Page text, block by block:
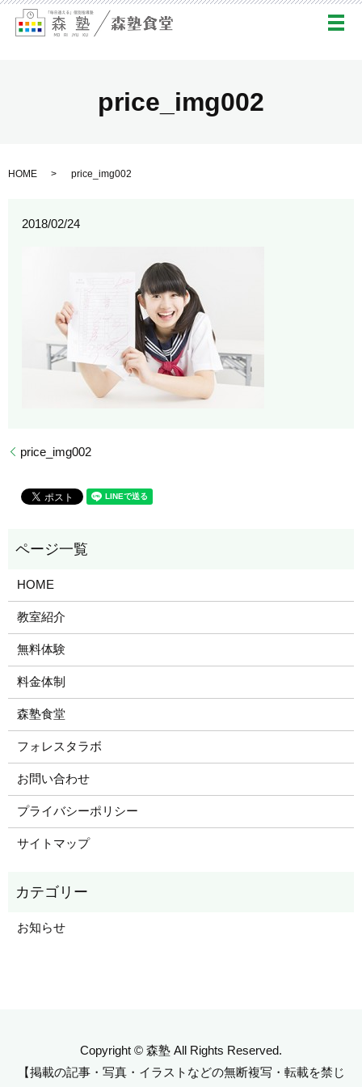
メ
price_img002
HOME price_img002
2018/02/24
price_img002
HOME
教室紹介
無料体験
料金体制
森塾食堂
フォレスタラボ
お問い合わせ
プライバシーポリシー
サイトマップ
お知らせ
Copyright © 森塾 All Rights Reserved.
【掲載の記事・写真・イラストなどの無断複写・転載を禁じ